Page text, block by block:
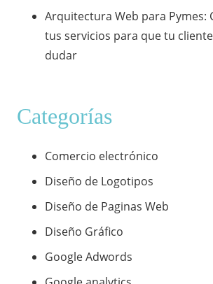
​Arquitectura Web para Pymes:
tus servicios para que tu
dudar
Categorías
Comercio electrónico
Diseño de Logotipos
Diseño de Paginas Web
Diseño Gráfico
Google Adwords